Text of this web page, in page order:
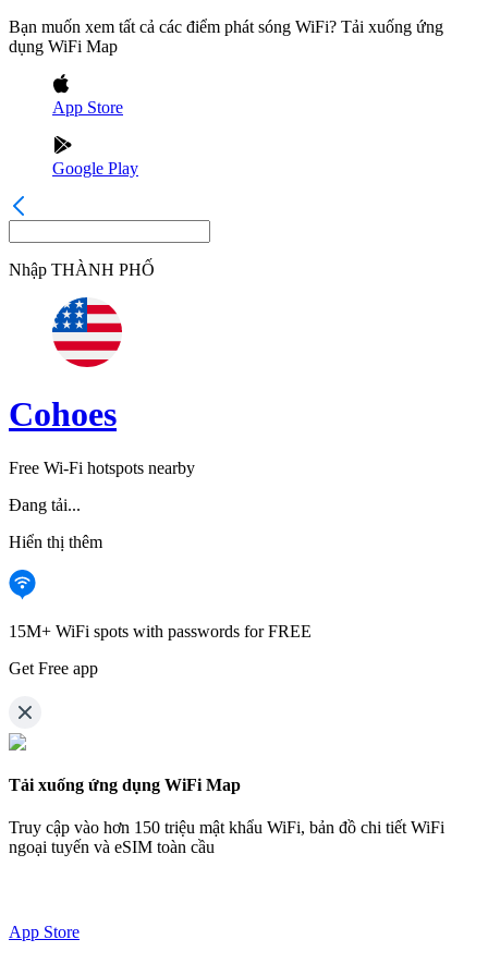
Bạn muốn xem tất cả các điểm phát sóng WiFi? Tải xuống ứng
dụng WiFi Map
App Store
Google Play
Nhập THÀNH PHỐ
Cohoes
Free Wi-Fi hotspots nearby
Đang tải...
Hiển thị thêm
15M+ WiFi spots with passwords for FREE
Get Free app
Tải xuống ứng dụng WiFi Map
Truy cập vào hơn 150 triệu mật khẩu WiFi, bản đồ chi tiết WiFi
ngoại tuyến và eSIM toàn cầu
App Store